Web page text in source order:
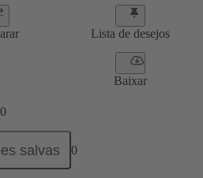
Lista de desejos
Baixar
0
salvas 0